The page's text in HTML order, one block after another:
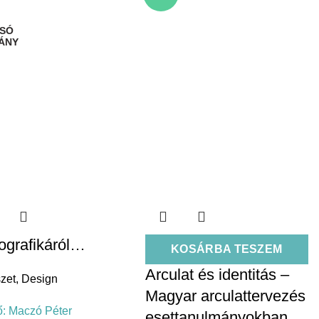
, Design
Maczó Péter
KOSÁRBA TESZEM
Arculat és identitás –
Magyar arculattervezés